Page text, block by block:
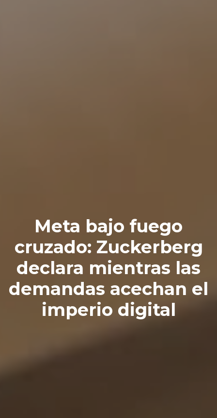
Meta bajo fuego
cruzado: Zuckerberg
declara mientras las
demandas acechan el
imperio digital